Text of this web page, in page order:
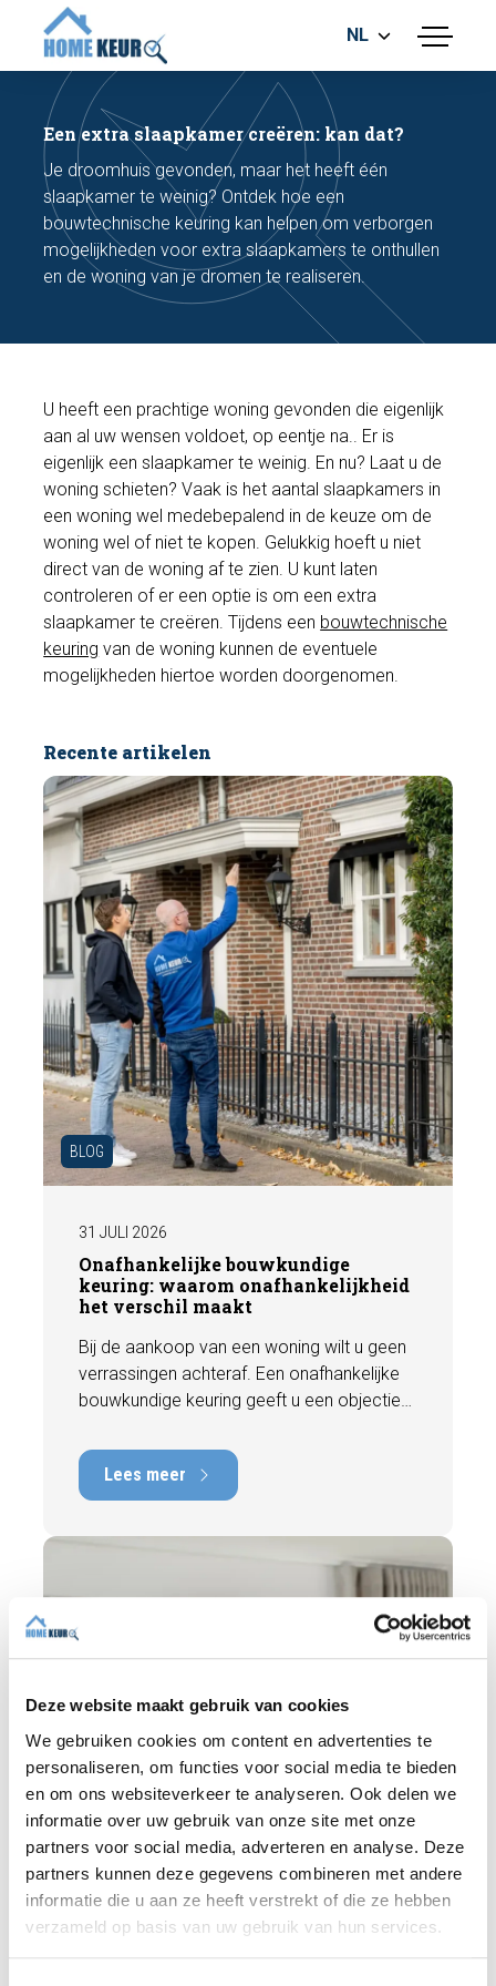
Deze website maakt gebruik van cookies
We gebruiken cookies om content en advertenties te
personaliseren, om functies voor social media te bieden
en om ons websiteverkeer te analyseren. Ook delen we
informatie over uw gebruik van onze site met onze
partners voor social media, adverteren en analyse. Deze
partners kunnen deze gegevens combineren met andere
informatie die u aan ze heeft verstrekt of die ze hebben
verzameld op basis van uw gebruik van hun services.
menu
BOUWKUNDIGE KEURING
ENERGIELABEL
MEETRAPPORT
FUNDERINGSRISICO ONDERZOEK
NL
Bel nu
Een extra slaapkamer creëren: kan dat?
Je droomhuis gevonden, maar het heeft één
slaapkamer te weinig? Ontdek hoe een
bouwtechnische keuring kan helpen om verborgen
mogelijkheden voor extra slaapkamers te onthullen
en de woning van je dromen te realiseren.
U heeft een prachtige woning gevonden die eigenlijk
aan al uw wensen voldoet, op eentje na.. Er is
eigenlijk een slaapkamer te weinig. En nu? Laat u de
woning schieten? Vaak is het aantal slaapkamers in
een woning wel medebepalend in de keuze om de
woning wel of niet te kopen. Gelukkig hoeft u niet
direct van de woning af te zien. U kunt laten
controleren of er een optie is om een extra
slaapkamer te creëren. Tijdens een bouwtechnische
keuring van de woning kunnen de eventuele
mogelijkheden hiertoe worden doorgenomen.
Recente artikelen
BLOG
31 JULI 2026
Onafhankelijke bouwkundige
keuring: waarom onafhankelijkheid
het verschil maakt
Bij de aankoop van een woning wilt u geen
verrassingen achteraf. Een onafhankelijke
bouwkundige keuring geeft u een objectief
woning, inclusief eventuele gebreken,
onderhoudspunten en te verwachten
herstelkosten. In deze blog leest u waarom
onafhankelijkheid zo belangrijk is en hoe
een deskundige bouwkundige inspectie u
helpt om met vertrouwen een woning te
Lees meer
BLOG